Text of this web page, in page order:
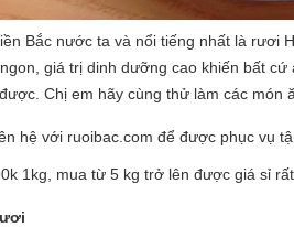
Bắc nước ta và nổi tiếng nhất là rươi
giá trị dinh dưỡng cao khiến bất
Chị em hãy cùng thử làm các món
hệ với ruoibac.com để được phục vụ
1kg, mua từ 5 kg trở lên được giá sỉ